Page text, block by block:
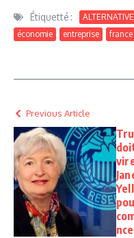
Étiquetté :
économie
entreprise
Previous Article